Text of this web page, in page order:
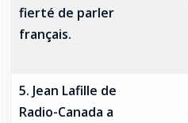
fierté de parler
français.
5. Jean Lafille de
Radio-Canada a